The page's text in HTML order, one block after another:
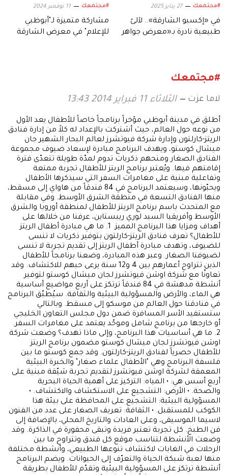
#مجتمعك 27 يناير 2025
في «إكسبو الشارقة».. لآلئ
طبيعية نادرة بـ«معرض جواهر
#مجتمعك 11 نوفمبر 2024
مشاركة متميزة لـ"أبوظبي
للإعلام" في معرض الشارقة
#مجتمعك
لاما عزت الثلاثاء 11 فبراير 2014 13:43
أطلق في مدينة أبوظبي مؤخراً برنامجاً خاصاً للأطفال يعد الأول
من نوعه حول العالم، حيث أشتركت بالإعداد له كلاً من إدارة فنادق
الريتز-كارلتون وإدارة شركة فيوتشرز لعالم البحار الشهير جان
ميشال كوستو، ويهدف البرنامج مبادرة لإسعاد ضيوف مجموعة
الفنادق الصغار ومنحهم ذكريات تدوم لمدّة طويلة تتعدّى فترة
إقامتهم فيها. ويُعتبر برنامج الريتز للأطفال تجربة ممتعة
وتفاعلية مبنية على مغامرات السفر التي سيذكرها الأطفال
ويحبّونها، وسيعتمد البرنامج في 84 فندقاً من هاواي إلى مسقط،
منها الفنادق التسعة في منطقة الشرق الأوسط. وفي مقابلة
مع المتحدث باسم برنامج الريتز للأطفال لمنطقة أوروبا والشرق
الأوسط وأفريقيا السيد لوري ريبستاين، عرفنا من خلالها على
أهداف ومزايا هذا البرنامج المميز. 1. ما هي مبادرة أطفال الريتز
للأطفال؟ تعرف فنادق الريتز-كارلتون بتوفير ذكريات لا تنسى
للضيوف، وتهدف مبادرة أطفال الريتز إلى تقديم تجربة لا تنسى
لضيوفنا الصغار. وعبر هذه المبادرة، وضعنا برنامجاً للأطفال
الذين تتراوح أعمارهم بين 4 و12 سنة يرعى حبهم للاكتشاف. وقد
تعاونّا مع شركة اوشن فيوتشرز لجان ميشال كوستو لتوفير
أنشطة مدهشة في 84 فندقاً ترتكز على أربع مواضيع أساسية
هي الماء، والأرض والمسؤولية البيئية والثقافة. سيُطبّق البرنامج
في فنادقنا حول العالم من موسكو إلى مسقط. وبالتالي
ستستفيد الأسر المسافرة ضمن دول مجلس التعاون الخليجي
أو خارجها من برنامج شامل وموحّد يعتمد على مغامرات السفر.
2. ما هي أساسيات هذا البرنامج، وإلى ماذا تهدف؟ وضعت شركة
اوشن فيوتشرز لجان ميشال كوستو مضمون برنامج الريتز
للأطفال حصرياً لفنادق الريتز-كارلتون. وقد جمع كوستو ما بين
فلسفة البرنامج وهي "الأطفال علماء صغار" والخبرة البيئية
المعمقة لشركة اوشن فيوتشرز لتقديم تجربة شيّقة مبنية على
أربع أسس هي: • المياه: التركيز على أهمية الحياة البحرية
والصحة. • الأرض: التشجيع على الاستكشاف والاكتشاف. •
المسؤولية البيئية: التشجيع على المحافظة على بيئة هذا
الكوكب للمستقبل. • الثقافة: تعريف الصغار على عدد من الفنون
لاسيما الموسيقى، وعلى العادات والتاريخ المحلي، بالإضافة إلى
فن الطبخ. كل تجربة تعتبر فريدة وتبقى محفورة في الذاكرة. وقد
وضعت الأنشطة لتناسب موقع كل فندق وتتراوح ما بين
الرحلات في الغابات لاكتشاف تنوعها الطبيعي، وأنشطة مختلفة
منها لعبة شبكة الحياة والتعرّف إلى الحيوانات. ويضم البرنامج
أنشطة ترتكز على المسؤولية البيئية وتقدّم للأطفال بطريقة